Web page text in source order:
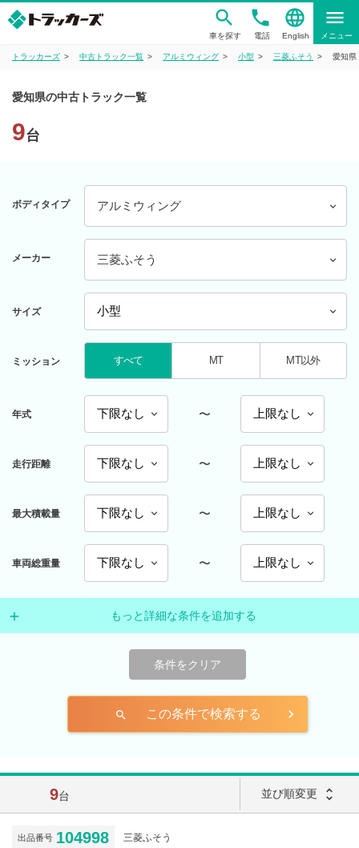
車を探す
phone
電話
language
English
menu
メニュー
トラッカーズ 中古トラック一覧 アルミウィング 小型 三菱ふそう 愛知県
愛知県の中古トラック一覧
9台
ボディタイプ アルミウィング
メーカー 三菱ふそう
サイズ
ミッション すべて MT MT以外
年式 〜
走行距離 〜
最大積載量 〜
車両総重量 〜
もっと詳細な条件を追加する
条件をクリア
search この条件で検索する
9台 並び順変更 unfold_more
出品番号 104998 三菱ふそう